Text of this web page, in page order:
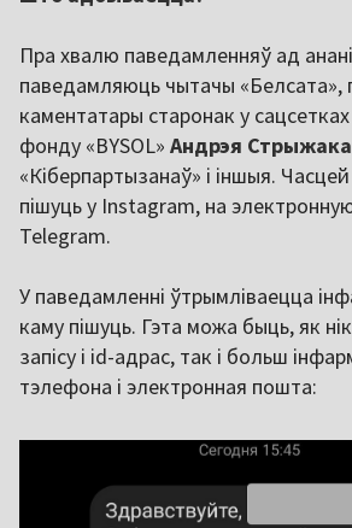
Пра хвалю паведамленняў ад
паведамляюць чытачы «Белсата»,
каментатары старонак у сацсетках
фонду «BYSOL» Андрэя Стрыжака
«Кіберпартызанаў» і іншыя.
пішуць у Instagram, на
Telegram.
У паведамленні ўтрымліваецца
каму пішуць. Гэта можа быць, як
запісу і id-адрас, так і больш
тэлефона і электронная пошта: